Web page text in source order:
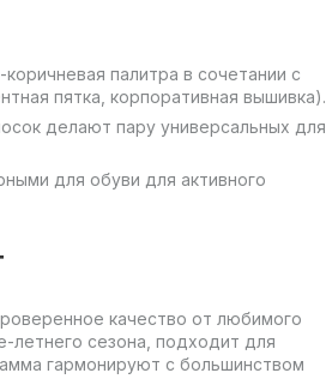
палитра в сочетании с
пятка, корпоративная вышивка).
делают пару универсальных для
для обуви для активного
качество от любимого
летнего сезона, подходит для
гармонируют с большинством